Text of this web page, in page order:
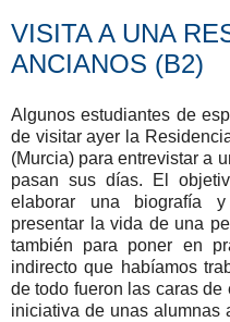
VISITA A UNA
ANCIANOS (B2)
Algunos estudiantes de
de visitar ayer la
(Murcia) para entrevistar a
pasan sus días. El
elaborar una biografía
presentar la vida de una
también para poner en
indirecto que habíamos
de todo fueron las caras
iniciativa de unas alumnas